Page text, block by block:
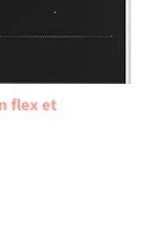
flex et